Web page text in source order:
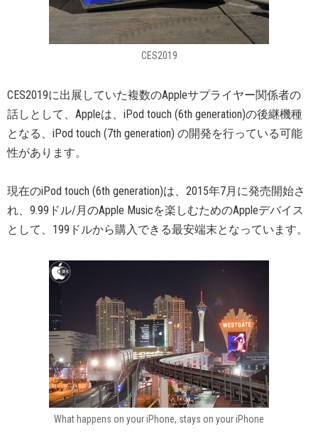
CES2019
CES2019に出展していた複数のAppleサプライヤー関係者の
話しとして、Appleは、iPod touch (6th generation)の後継機種
となる、iPod touch (7th generation) の開発を行っている可能
性があります。
現在のiPod touch (6th generation)は、2015年7月に発売開始さ
れ、9.99ドル/月のApple Musicを楽しむためのAppleデバイス
として、199ドルから購入できる最安端末となっています。
What happens on your iPhone, stays on your iPhone